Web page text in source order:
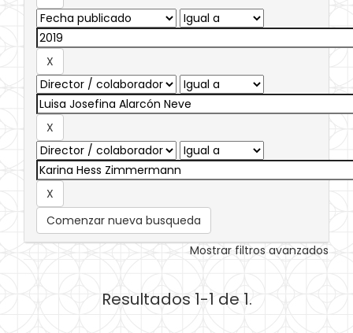
Comenzar nueva busqueda
Mostrar filtros avanzados
Resultados 1-1 de 1.